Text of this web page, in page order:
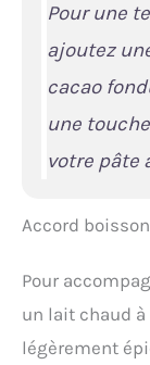
Pour une
ajoutez
cacao
une
votre pâte
Accord boisson
Pour
un lait chaud
légèrement